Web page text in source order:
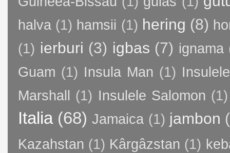
halva (1) hamsii (1) hering (8)
(1) ierburi (3) igbas (7) ignama
Guam (1) Insula Man (1)
Marshall
(1) Insulele Salomon (1)
Italia (68) Jamaica (1) jambon
Kazahstan (1) Kârgâzstan (1)